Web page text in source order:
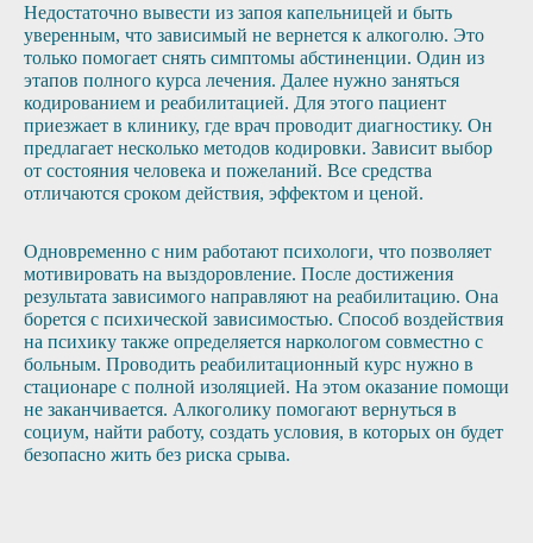
Недостаточно вывести из запоя капельницей и быть
уверенным, что зависимый не вернется к алкоголю. Это
только помогает снять симптомы абстиненции. Один из
этапов полного курса лечения. Далее нужно заняться
кодированием и реабилитацией. Для этого пациент
приезжает в клинику, где врач проводит диагностику. Он
предлагает несколько методов кодировки. Зависит выбор
от состояния человека и пожеланий. Все средства
отличаются сроком действия, эффектом и ценой.
Одновременно с ним работают психологи, что позволяет
мотивировать на выздоровление. После достижения
результата зависимого направляют на реабилитацию. Она
борется с психической зависимостью. Способ воздействия
на психику также определяется наркологом совместно с
больным. Проводить реабилитационный курс нужно в
стационаре с полной изоляцией. На этом оказание помощи
не заканчивается. Алкоголику помогают вернуться в
социум, найти работу, создать условия, в которых он будет
безопасно жить без риска срыва.